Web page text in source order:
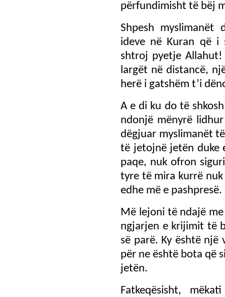
përfundimisht të bëj
Shpesh
ideve në Kuran që i
shtroj pyetje Allahut!
largët në distancë,
herë i gatshëm t’i
A e di ku do të
ndonjë mënyrë
dëgjuar myslimanët
të jetojnë jetën duke
paqe, nuk ofron
tyre të mira kurrë
edhe më e pashpresë.
Më lejoni të ndajë
ngjarjen e krijimit të
së parë. Ky është
për ne është bota që
jetën.
Fatkeqësisht,